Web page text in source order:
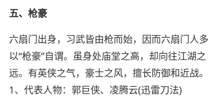
五、枪豪
六扇门出身，习武皆由枪而始，因而六扇门人多
以“枪豪”自谓。虽身处庙堂之高，却向往江湖之
远。有英侠之气，豪士之风，擅长防御和近战。
1、代表人物：郭巨侠、凌腾云(迅雷刀法)